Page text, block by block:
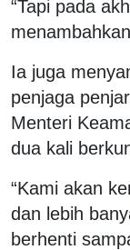
“Tapi pada
Ia juga
penjaga
Menteri
dua kali
“Kami akan
dan lebih
berhenti